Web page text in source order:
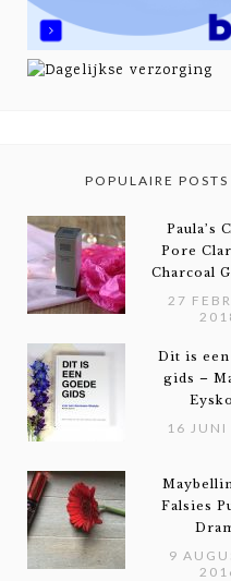
POPULAIRE POSTS
Paula’s
Pore
Charcoal
27
Dit is een
gids –
16
Falsies
9